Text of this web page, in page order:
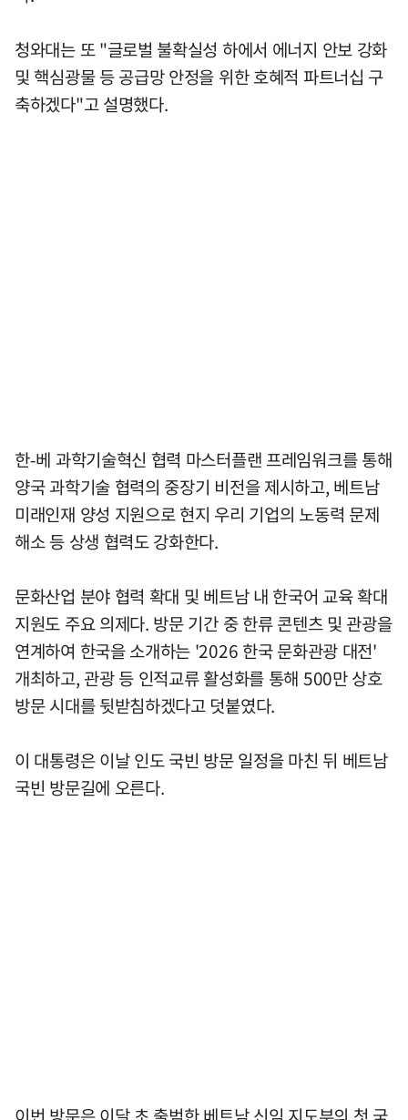
청와대는 또 "글로벌 불확실성 하에서 에너지 안보 강화
및 핵심광물 등 공급망 안정을 위한 호혜적 파트너십 구
축하겠다"고 설명했다.
한-베 과학기술혁신 협력 마스터플랜 프레임워크를 통해
양국 과학기술 협력의 중장기 비전을 제시하고, 베트남
미래인재 양성 지원으로 현지 우리 기업의 노동력 문제
해소 등 상생 협력도 강화한다.
문화산업 분야 협력 확대 및 베트남 내 한국어 교육 확대
지원도 주요 의제다. 방문 기간 중 한류 콘텐츠 및 관광을
연계하여 한국을 소개하는 '2026 한국 문화관광 대전'
개최하고, 관광 등 인적교류 활성화를 통해 500만 상호
방문 시대를 뒷받침하겠다고 덧붙였다.
이 대통령은 이날 인도 국빈 방문 일정을 마친 뒤 베트남
국빈 방문길에 오른다.